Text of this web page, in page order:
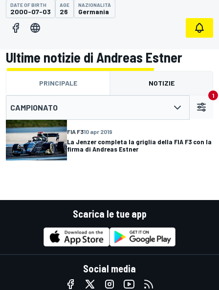
DATE OF BIRTH
2000-07-03
AGE
26
NAZIONALITÀ
Germania
Ultime notizie di Andreas Estner
PRINCIPALE NOTIZIE
CAMPIONATO
1
FIA F310 apr 2019
La Jenzer completa la griglia della FIA F3 con la
firma di Andreas Estner
Scarica le tue app
Social media